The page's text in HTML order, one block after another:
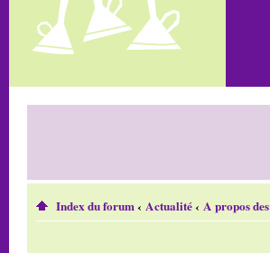
Index du forum‹ Actualité‹ A propos